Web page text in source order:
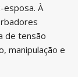
esposa. À
de tensão
manipulação e